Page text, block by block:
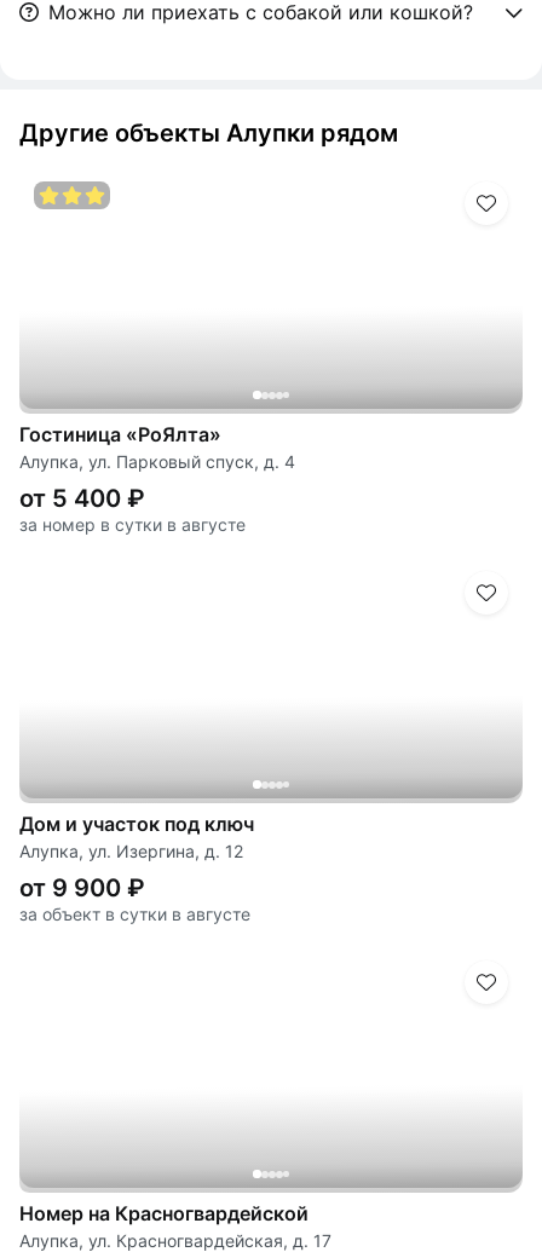
Можно ли приехать с собакой или кошкой?
Другие объекты Алупки рядом
Гостиница «РоЯлта»
Алупка, ул. Парковый спуск, д. 4
от 5 400 ₽
за номер в сутки в августе
Дом и участок под ключ
Алупка, ул. Изергина, д. 12
от 9 900 ₽
за объект в сутки в августе
Номер на Красногвардейской
Алупка, ул. Красногвардейская, д. 17